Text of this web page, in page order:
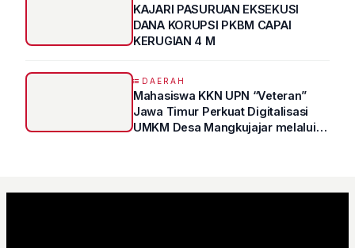
KAJARI PASURUAN EKSEKUSI
DANA KORUPSI PKBM CAPAI
KERUGIAN 4 M
DAERAH
Mahasiswa KKN UPN “Veteran”
Jawa Timur Perkuat Digitalisasi
UMKM Desa Mangkujajar melalui